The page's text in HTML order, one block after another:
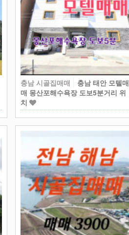
충남 시골집매매
충남 태안 모텔매
매 몽산포해수욕장 도보5분거리 위
치